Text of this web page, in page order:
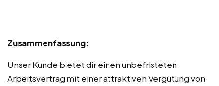
Zusammenfassung:
Unser Kunde bietet dir einen unbefristeten
Arbeitsvertrag mit einer attraktiven Vergütung von